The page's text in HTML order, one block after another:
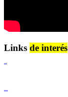
Links de interés